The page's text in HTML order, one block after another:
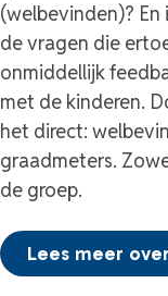
(welbevinden)?
de vragen die
onmiddellijk
met de kinderen.
het direct:
graadmeters.
de groep.
Lees meer